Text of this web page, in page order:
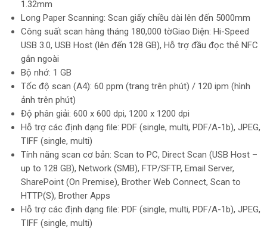
1.32mm
Long Paper Scanning: Scan giấy chiều dài lên đến 5000mm
Công suất scan hàng tháng 180,000 tờGiao Diện: Hi-Speed
USB 3.0, USB Host (lên đến 128 GB), Hỗ trợ đầu đọc thẻ NFC
gắn ngoài
Bộ nhớ: 1 GB
Tốc độ scan (A4): 60 ppm (trang trên phút) / 120 ipm (hình
ảnh trên phút)
Độ phân giải: 600 x 600 dpi, 1200 x 1200 dpi
Hỗ trợ các định dạng file: PDF (single, multi, PDF/A-1b), JPEG,
TIFF (single, multi)
Tính năng scan cơ bản: Scan to PC, Direct Scan (USB Host –
up to 128 GB), Network (SMB), FTP/SFTP, Email Server,
SharePoint (On Premise), Brother Web Connect, Scan to
HTTP(S), Brother Apps
Hỗ trợ các định dạng file: PDF (single, multi, PDF/A-1b), JPEG,
TIFF (single, multi)